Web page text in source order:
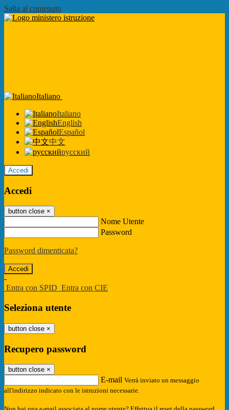
Salta al contenuto
Italiano
Italiano
English
Español
中文
русский
Accedi
Accedi
button close ×
Nome Utente
Password
Password dimenticata?
-
Entra con SPID Entra con CIE
Seleziona utente
button close ×
Recupero password
button close ×
E-mail Verrà inviato un messaggio
all'indirizzo indicato con le istruzioni necessarie.